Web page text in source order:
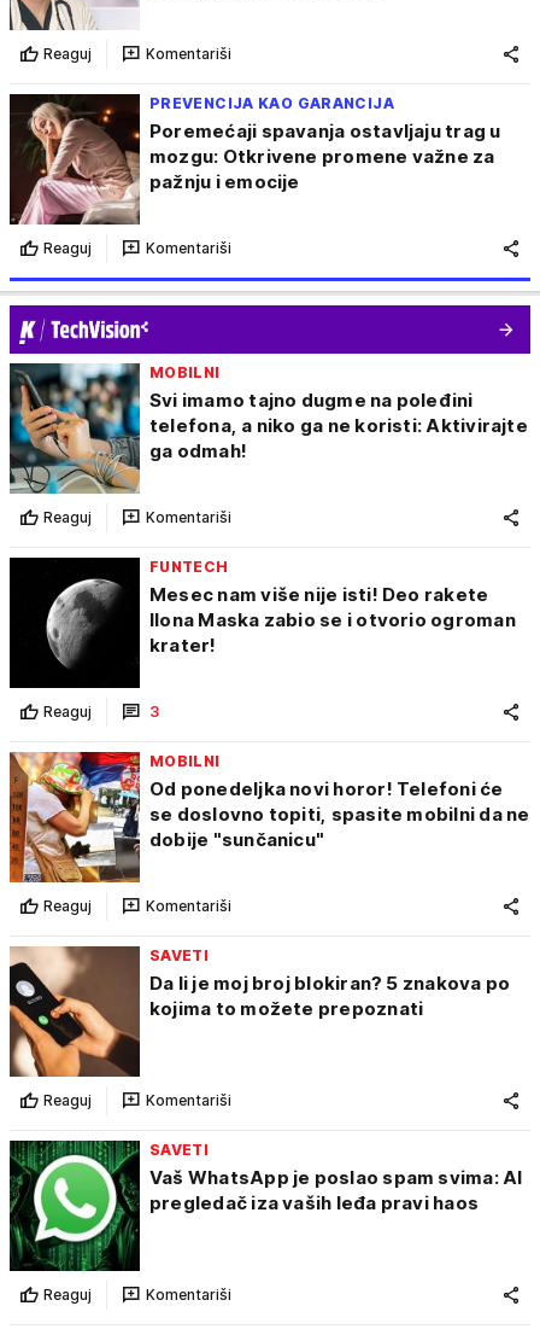
Reaguj Komentariši
PREVENCIJA KAO GARANCIJA
Poremećaji spavanja ostavljaju trag u
mozgu: Otkrivene promene važne za
pažnju i emocije
Reaguj Komentariši
MOBILNI
Svi imamo tajno dugme na poleđini
telefona, a niko ga ne koristi: Aktivirajte
ga odmah!
Reaguj Komentariši
FUNTECH
Mesec nam više nije isti! Deo rakete
Ilona Maska zabio se i otvorio ogroman
krater!
Reaguj 3
MOBILNI
Od ponedeljka novi horor! Telefoni će
se doslovno topiti, spasite mobilni da ne
dobije "sunčanicu"
Reaguj Komentariši
SAVETI
Da li je moj broj blokiran? 5 znakova po
kojima to možete prepoznati
Reaguj Komentariši
SAVETI
Vaš WhatsApp je poslao spam svima: AI
pregledač iza vaših leđa pravi haos
Reaguj Komentariši